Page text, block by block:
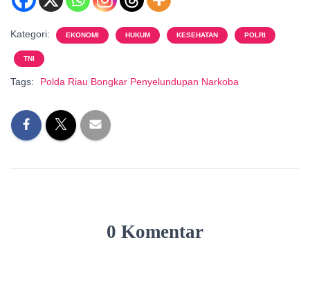
Kategori: EKONOMI HUKUM KESEHATAN POLRI
TNI
Tags: Polda Riau Bongkar Penyelundupan Narkoba
0 Komentar